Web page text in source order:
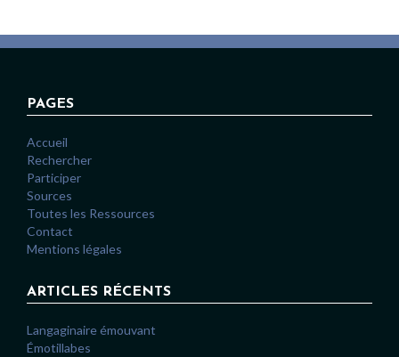
PAGES
Accueil
Rechercher
Participer
Sources
Toutes les Ressources
Contact
Mentions légales
ARTICLES RÉCENTS
Langaginaire émouvant
Émotillabes